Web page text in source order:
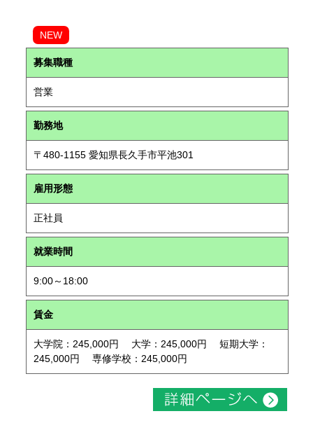
NEW
募集職種
営業
勤務地
〒480-1155 愛知県長久手市平池301
雇用形態
正社員
就業時間
9:00～18:00
賃金
大学院：245,000円 大学：245,000円 短期大学：
245,000円 専修学校：245,000円